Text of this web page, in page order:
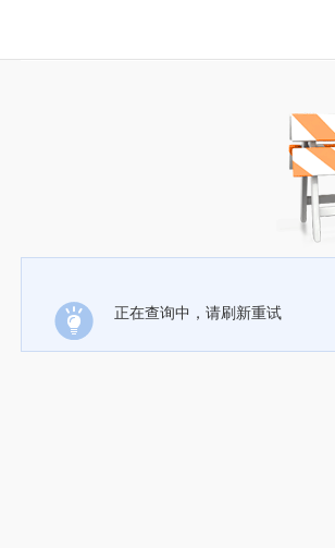
正在查询中，请刷新重试